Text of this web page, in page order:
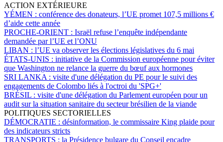
ACTION EXTÉRIEURE
YÉMEN : conférence des donateurs, l’UE promet 107,5 millions €
d’aide cette année
PROCHE-ORIENT : Israël refuse l’enquête indépendante
demandée par l’UE et l’ONU
LIBAN : l’UE va observer les élections législatives du 6 mai
ÉTATS-UNIS : initiative de la Commission européenne pour éviter
que Washington ne relance la guerre du bœuf aux hormones
SRI LANKA : visite d'une délégation du PE pour le suivi des
engagements de Colombo liés à l'octroi du 'SPG+'
BRÉSIL : visite d'une délégation du Parlement européen pour un
audit sur la situation sanitaire du secteur brésilien de la viande
POLITIQUES SECTORIELLES
DÉMOCRATIE : désinformation, le commissaire King plaide pour
des indicateurs stricts
TRANSPORTS : la Présidence bulgare du Conseil encadre